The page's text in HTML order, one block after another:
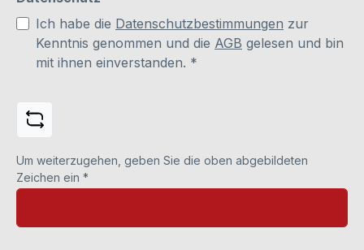
Ich habe die Datenschutzbestimmungen zur
Kenntnis genommen und die AGB gelesen und bin
mit ihnen einverstanden. *
Um weiterzugehen, geben Sie die oben abgebildeten
Zeichen ein *